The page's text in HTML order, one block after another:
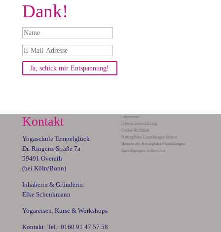
Dank!
Ja, schick mir Entspannung!
Kontakt
Yogaschule Tempelglück
Dr.-Ringens-Straße 7a
59491 Overath
(bei Köln/Bonn)
Inhaberin & Gründerin:
Elke Schenkmann
Yogareisen, Kurse & Workshops
Kontakt: Tel.: 0160 91 47 57 58
Impressum
Datenschutzerklärung
Cookie-Richtlinie
Privatsphäre-Einstellungen ändern
Historie der Privatsphäre-Einstellungen
Einwilligungen widerrufen